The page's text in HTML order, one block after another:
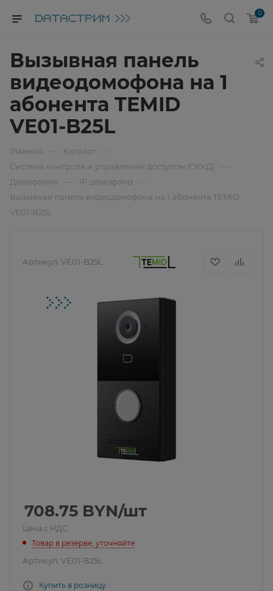
0
Вызывная панель
видеодомофона на 1
абонента TEMID
VE01-B25L
Главная Каталог
Система контроля и управления доступом (СКУД)
Домофония IP-домофоны
Вызывная панель видеодомофона на 1 абонента TEMID
VE01-B25L
Артикул: VE01-B25L
708.75 BYN/шт
Цена с НДС
Товар в резерве, уточняйте
Артикул: VE01-B25L
Купить в розницу